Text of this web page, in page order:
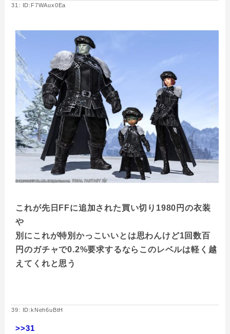
31: ID:F7WAux0Ea
これが先日FFに追加された買い切り1980円の衣装
や
別にこれが特別かっこいいとは思わんけど1回数百
円のガチャで0.2%要求するならこのレベルは軽く越
えてくれと思う
39: ID:kNeh6uBtH
>>31